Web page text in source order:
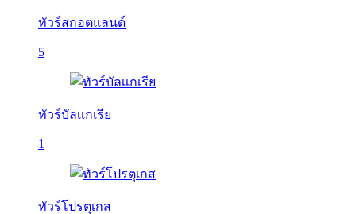
ทัวร์สกอตแลนด์
5
ทัวร์บัลเเกเรีย
1
ทัวร์โปรตุเกส